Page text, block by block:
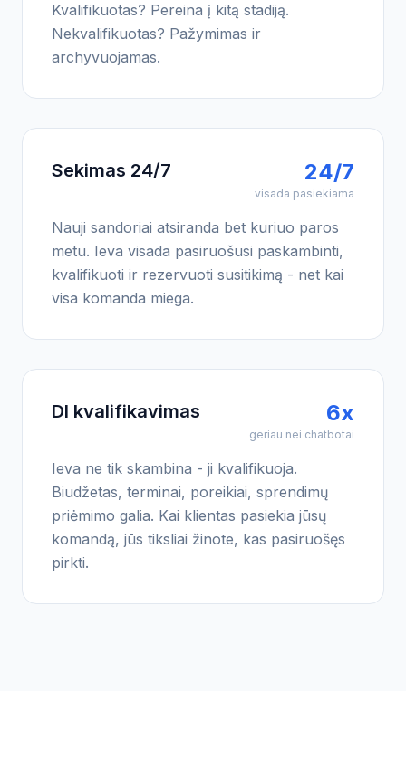
Kvalifikuotas? Pereina į kitą stadiją.
Nekvalifikuotas? Pažymimas ir
archyvuojamas.
Sekimas 24/7 24/7
visada pasiekiama
Nauji sandoriai atsiranda bet kuriuo paros
metu. Ieva visada pasiruošusi paskambinti,
kvalifikuoti ir rezervuoti susitikimą - net kai
visa komanda miega.
DI kvalifikavimas 6x
geriau nei chatbotai
Ieva ne tik skambina - ji kvalifikuoja.
Biudžetas, terminai, poreikiai, sprendimų
priėmimo galia. Kai klientas pasiekia jūsų
komandą, jūs tiksliai žinote, kas pasiruošęs
pirkti.